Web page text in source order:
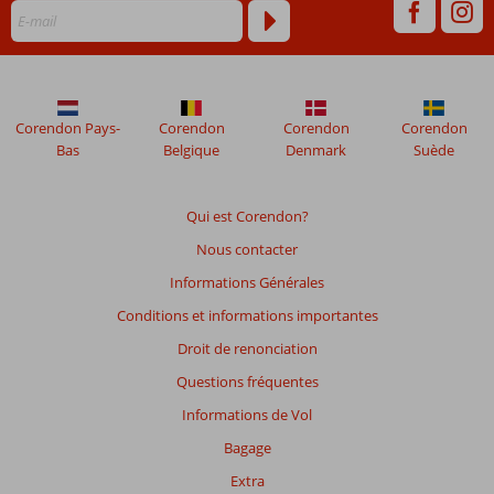
de
mois
ne
sont
Qui est Corendon?
Nous contacter
Informations Générales
Conditions et informations importantes
Droit de renonciation
Questions fréquentes
Informations de Vol
Bagage
Extra
Corendon Pays-
Bas
Corendon
Belgique
Corendon
Denmark
Corendon
Suède